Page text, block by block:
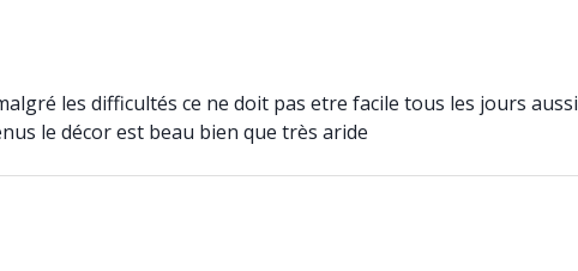
les difficultés ce ne doit pas etre facile tous les jours aussi
le décor est beau bien que très aride